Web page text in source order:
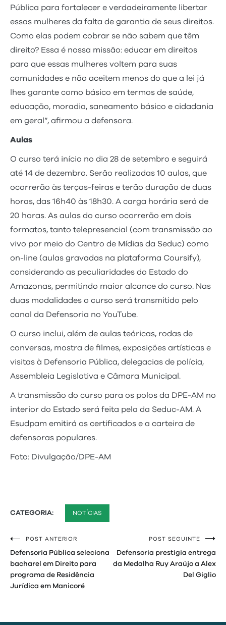
Pública para fortalecer e verdadeiramente libertar
essas mulheres da falta de garantia de seus direitos.
Como elas podem cobrar se não sabem que têm
direito? Essa é nossa missão: educar em direitos
para que essas mulheres voltem para suas
comunidades e não aceitem menos do que a lei já
lhes garante como básico em termos de saúde,
educação, moradia, saneamento básico e cidadania
em geral”, afirmou a defensora.
Aulas
O curso terá início no dia 28 de setembro e seguirá
até 14 de dezembro. Serão realizadas 10 aulas, que
ocorrerão às terças-feiras e terão duração de duas
horas, das 16h40 às 18h30. A carga horária será de
20 horas. As aulas do curso ocorrerão em dois
formatos, tanto telepresencial (com transmissão ao
vivo por meio do Centro de Mídias da Seduc) como
on-line (aulas gravadas na plataforma Coursify),
considerando as peculiaridades do Estado do
Amazonas, permitindo maior alcance do curso. Nas
duas modalidades o curso será transmitido pelo
canal da Defensoria no YouTube.
O curso inclui, além de aulas teóricas, rodas de
conversas, mostra de filmes, exposições artísticas e
visitas à Defensoria Pública, delegacias de polícia,
Assembleia Legislativa e Câmara Municipal.
A transmissão do curso para os polos da DPE-AM no
interior do Estado será feita pela da Seduc-AM. A
Esudpam emitirá os certificados e a carteira de
defensoras populares.
Foto: Divulgação/DPE-AM
CATEGORIA: NOTÍCIAS
Navegação
de
Post
POST ANTERIOR
Defensoria Pública seleciona
bacharel em Direito para
programa de Residência
Jurídica em Manicoré
POST SEGUINTE
Defensoria prestigia entrega
da Medalha Ruy Araújo a Alex
Del Giglio